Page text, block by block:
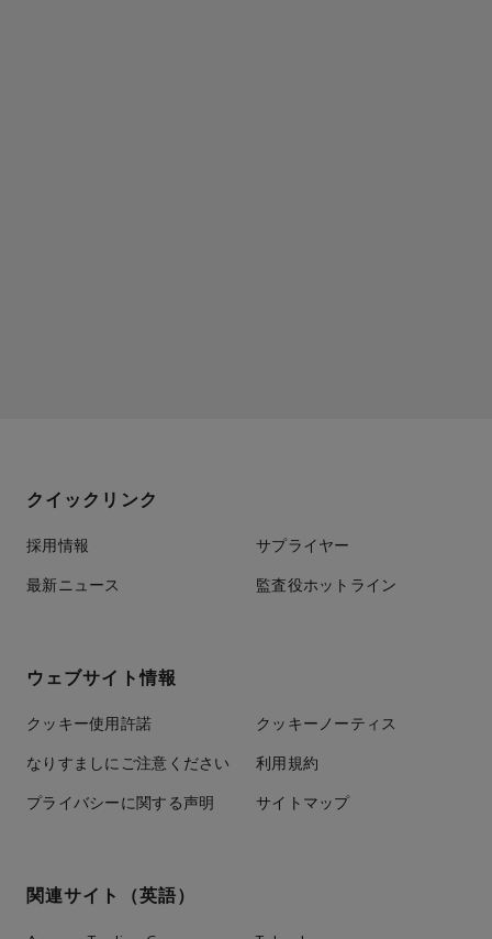
クイックリンク
採用情報 サプライヤー
最新ニュース 監査役ホットライン
ウェブサイト情報
クッキー使用許諾 クッキーノーティス
なりすましにご注意ください 利用規約
プライバシーに関する声明 サイトマップ
関連サイト（英語）